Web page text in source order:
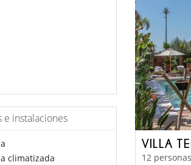
e instalaciones
climatizada
VILLA
12